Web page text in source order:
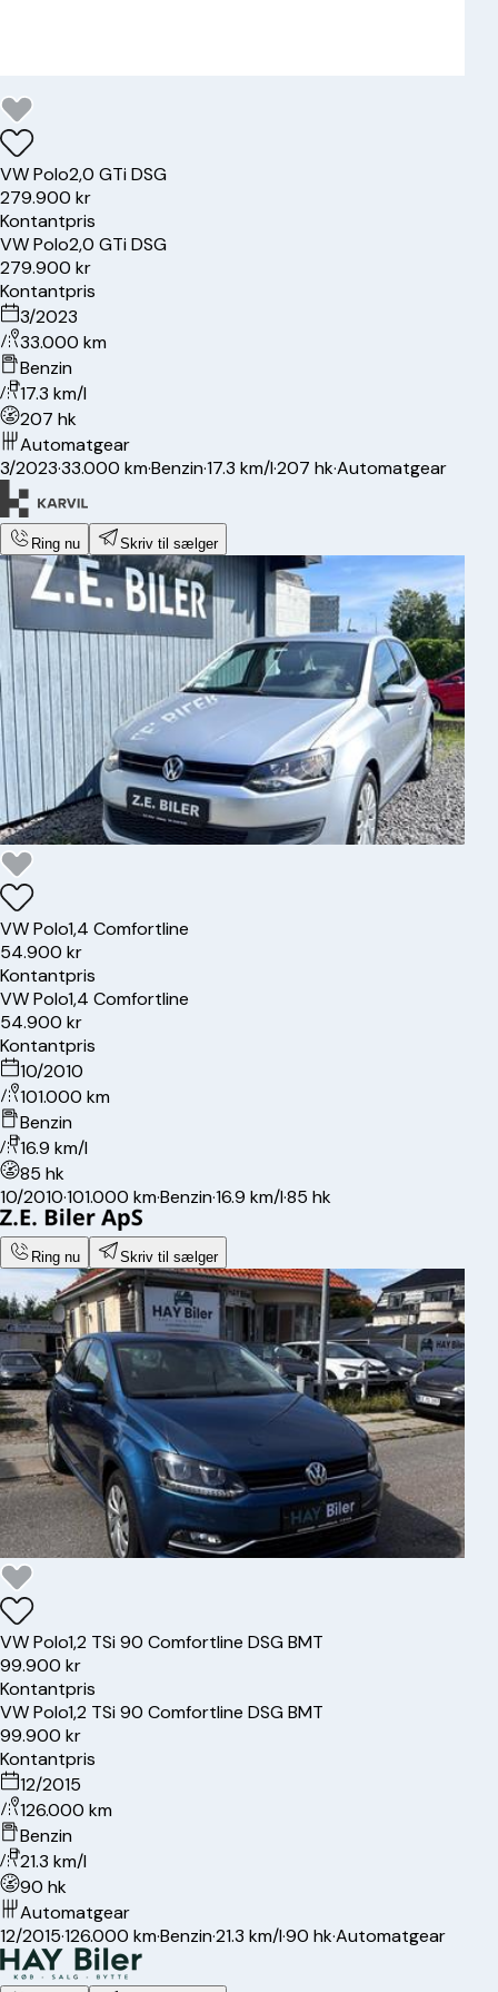
VWPolo2,0 GTi DSG
279.900 kr
Kontantpris
VWPolo2,0 GTi DSG
279.900 kr
Kontantpris
3/2023
33.000 km
Benzin
17.3 km/l
207 hk
Automatgear
3/2023·33.000 km·Benzin·17.3 km/l·207 hk·Automatgear
Ring nu Skriv til sælger
VWPolo1,4 Comfortline
54.900 kr
Kontantpris
VWPolo1,4 Comfortline
54.900 kr
Kontantpris
10/2010
101.000 km
Benzin
16.9 km/l
85 hk
10/2010·101.000 km·Benzin·16.9 km/l·85 hk
Ring nu Skriv til sælger
VWPolo1,2 TSi 90 Comfortline DSG BMT
99.900 kr
Kontantpris
VWPolo1,2 TSi 90 Comfortline DSG BMT
99.900 kr
Kontantpris
12/2015
126.000 km
Benzin
21.3 km/l
90 hk
Automatgear
12/2015·126.000 km·Benzin·21.3 km/l·90 hk·Automatgear